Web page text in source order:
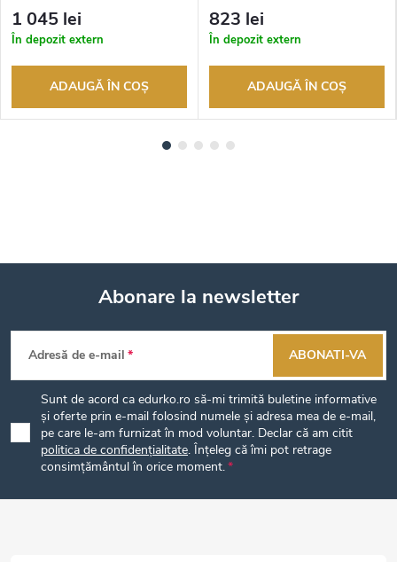
Până la 100 de zile pentru
returnarea bunurilor. Vânzător
autorizat
1 045 lei
În depozit extern
ADAUGĂ ÎN COŞ
Până la 100 de zile pentru
returnarea bunurilor. Vânzător
autorizat
823 lei
În depozit extern
ADAUGĂ ÎN COŞ
S
u
b
o
Abonare la newsletter
Adresă de e-mail
Sunt de acord ca edurko.ro să-mi trimită buletine informative
și oferte prin e-mail folosind numele și adresa mea de e-mail,
pe care le-am furnizat în mod voluntar. Declar că am citit
politica de confidențialitate. Înțeleg că îmi pot retrage
consimțământul în orice moment.
ABONATI-VA